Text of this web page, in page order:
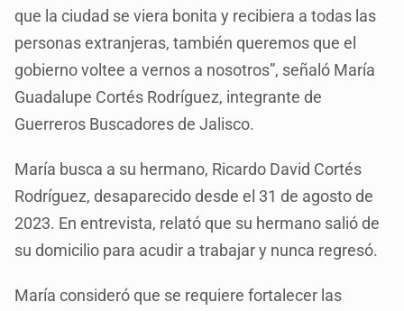
que la ciudad se viera bonita y recibiera a todas las
personas extranjeras, también queremos que el
gobierno voltee a vernos a nosotros”, señaló María
Guadalupe Cortés Rodríguez, integrante de
Guerreros Buscadores de Jalisco.
María busca a su hermano, Ricardo David Cortés
Rodríguez, desaparecido desde el 31 de agosto de
2023. En entrevista, relató que su hermano salió de
su domicilio para acudir a trabajar y nunca regresó.
María consideró que se requiere fortalecer las